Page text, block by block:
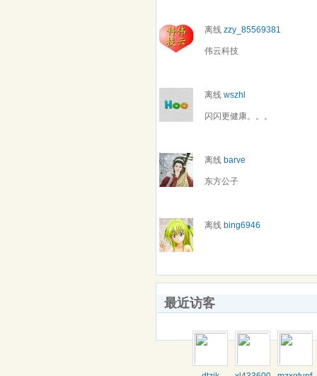
离线 zzy_85569381
伟云科技
离线 wszhl
闪闪更健康。。。
离线 barve
东方公子
离线 bing6946
最近访客